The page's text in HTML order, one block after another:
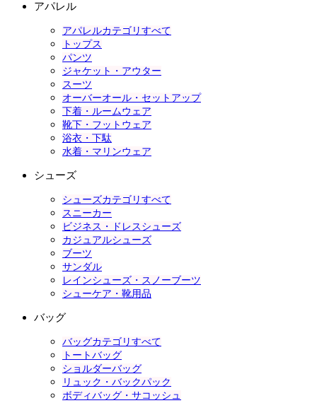
アパレル
アパレルカテゴリすべて
トップス
パンツ
ジャケット・アウター
スーツ
オーバーオール・セットアップ
下着・ルームウェア
靴下・フットウェア
浴衣・下駄
水着・マリンウェア
シューズ
シューズカテゴリすべて
スニーカー
ビジネス・ドレスシューズ
カジュアルシューズ
ブーツ
サンダル
レインシューズ・スノーブーツ
シューケア・靴用品
バッグ
バッグカテゴリすべて
トートバッグ
ショルダーバッグ
リュック・バックパック
ボディバッグ・サコッシュ